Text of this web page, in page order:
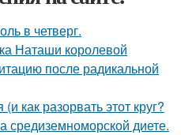
в четверг.
Наташи королевой
после радикальной
как разорвать этот круг?
средиземноморской диете.